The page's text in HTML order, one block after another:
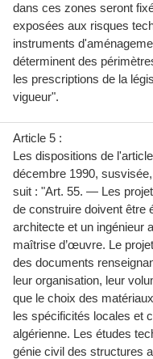
dans ces zones seront
exposées aux risques
instruments
déterminent des
les prescriptions de la
vigueur".
Article 5 :
Les dispositions de
décembre 1990,
suit : "Art. 55. — Les
de construire doivent être
architecte et un ingénieur
maîtrise d’œuvre. Le
des documents
leur organisation, leur
que le choix des
les spécificités locales et
algérienne. Les études
génie civil des structures